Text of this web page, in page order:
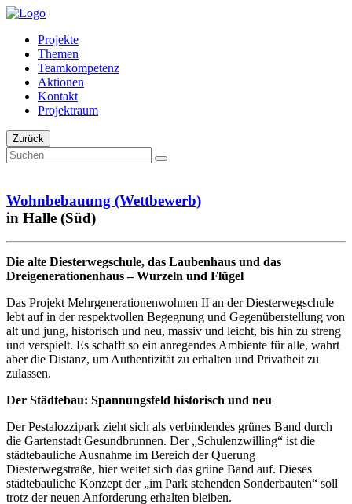
Projekte
Themen
Teamkompetenz
Aktionen
Kontakt
Projektraum
Zurück
Wohnbebauung (Wettbewerb)
in Halle (Süd)
Die alte Diesterwegschule, das Laubenhaus und das
Dreigenerationenhaus – Wurzeln und Flügel
Das Projekt Mehrgenerationenwohnen II an der Diesterwegschule
lebt auf in der respektvollen Begegnung und Gegenüberstellung von
alt und jung, historisch und neu, massiv und leicht, bis hin zu streng
und verspielt. Es schafft so ein anregendes Ambiente für alle, wahrt
aber die Distanz, um Authentizität zu erhalten und Privatheit zu
zulassen.
Der Städtebau: Spannungsfeld historisch und neu
Der Pestalozzipark zieht sich als verbindendes grünes Band durch
die Gartenstadt Gesundbrunnen. Der „Schulenzwilling“ ist die
städtebauliche Ausnahme im Bereich der Querung
Diesterwegstraße, hier weitet sich das grüne Band auf. Dieses
städtebauliche Konzept der „im Park stehenden Sonderbauten“ soll
trotz der neuen Anforderung erhalten bleiben.